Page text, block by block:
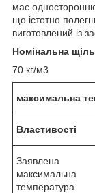
має односторонню
що істотно
виготовлений із
Номінальна
70 кг/м3
максимальна
Властивості
Заявлена
максимальна
температура